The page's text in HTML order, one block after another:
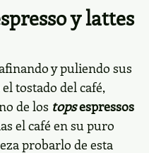
y lattes
y puliendo sus
tostado del café,
de los topsespressos
el café en su puro
probarlo de esta